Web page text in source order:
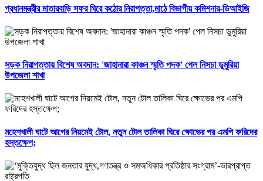
প্রধানমন্ত্রীর মাতারবাড়ি সফর ঘিরে কঠোর নিরাপত্তা,মাঠে বিভাগীয় কমিশনার-ডিআইজি
সড়ক নিরাপত্তায় বিশেষ অবদান: 'জাহানারা কাঞ্চন স্মৃতি পদক' পেল নিসচা ডুমুরিয়া
উপজেলা শাখা
মহেশখালী ঘাটে আগের নিয়মেই টোল, নতুন টোল তালিকা ঘিরে ক্ষোভের পর এমপি ফরিদের
হস্তক্ষেপ;